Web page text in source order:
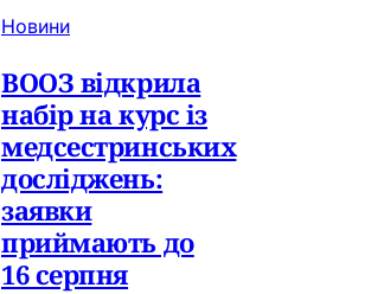
Новини
ВООЗ відкрила
набір на курс із
медсестринських
досліджень:
заявки
приймають до
16 серпня